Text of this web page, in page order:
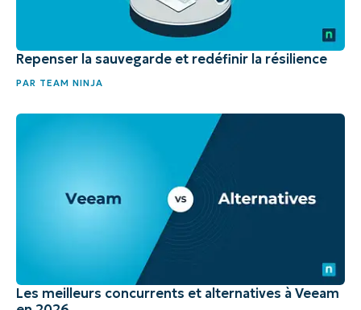
Repenser la sauvegarde et redéfinir la résilience
PAR TEAM NINJA
Les meilleurs concurrents et alternatives à Veeam